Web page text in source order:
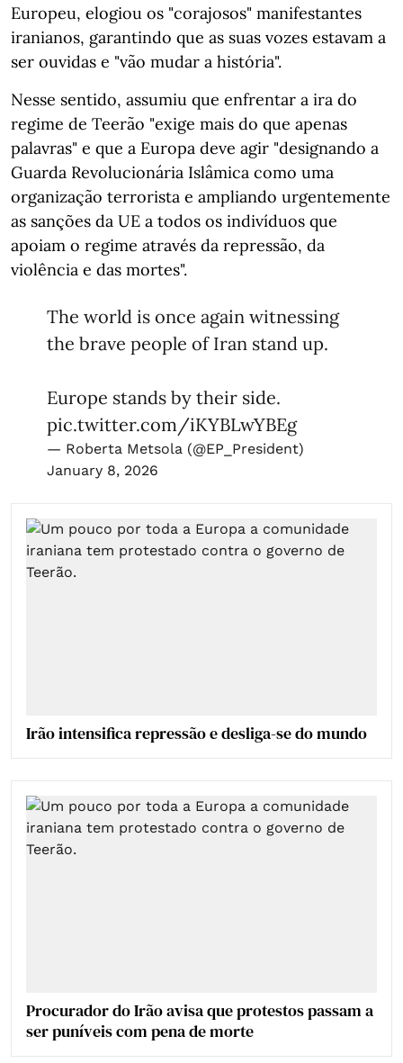
Europeu, elogiou os "corajosos" manifestantes
iranianos, garantindo que as suas vozes estavam a
ser ouvidas e "vão mudar a história".
Nesse sentido, assumiu que enfrentar a ira do
regime de Teerão "exige mais do que apenas
palavras" e que a Europa deve agir "designando a
Guarda Revolucionária Islâmica como uma
organização terrorista e ampliando urgentemente
as sanções da UE a todos os indivíduos que
apoiam o regime através da repressão, da
violência e das mortes".
The world is once again witnessing
the brave people of Iran stand up.
Europe stands by their side.
pic.twitter.com/iKYBLwYBEg
— Roberta Metsola (@EP_President)
January 8, 2026
Irão intensifica repressão e desliga-se do mundo
Procurador do Irão avisa que protestos passam a
ser puníveis com pena de morte